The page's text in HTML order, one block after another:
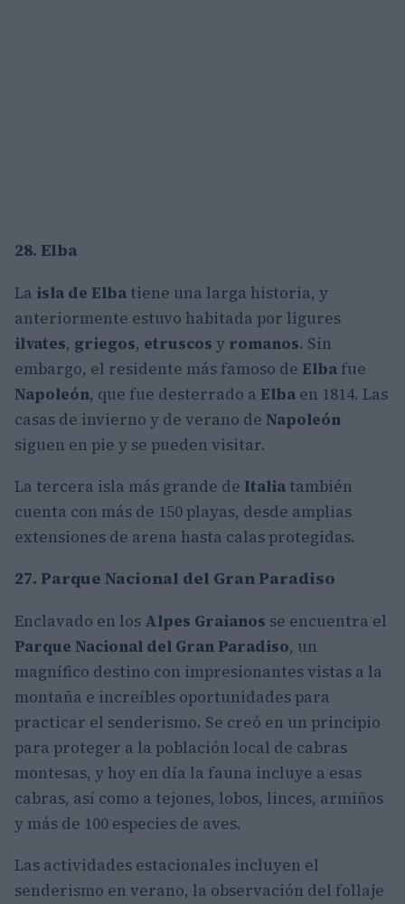
28. Elba
La isla de Elba tiene una larga historia, y
anteriormente estuvo habitada por ligures
ilvates, griegos, etruscos y romanos. Sin
embargo, el residente más famoso de Elba fue
Napoleón, que fue desterrado a Elba en 1814. Las
casas de invierno y de verano de Napoleón
siguen en pie y se pueden visitar.
La tercera isla más grande de Italia también
cuenta con más de 150 playas, desde amplias
extensiones de arena hasta calas protegidas.
27. Parque Nacional del Gran Paradiso
Enclavado en los Alpes Graianos se encuentra el
Parque Nacional del Gran Paradiso, un
magnífico destino con impresionantes vistas a la
montaña e increíbles oportunidades para
practicar el senderismo. Se creó en un principio
para proteger a la población local de cabras
montesas, y hoy en día la fauna incluye a esas
cabras, así como a tejones, lobos, linces, armiños
y más de 100 especies de aves.
Las actividades estacionales incluyen el
senderismo en verano, la observación del follaje